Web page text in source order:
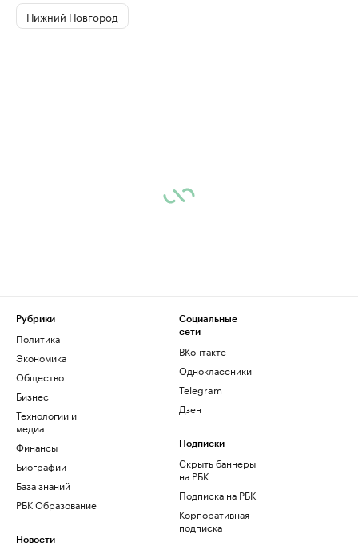
Нижний Новгород
Рубрики
Политика
Экономика
Общество
Бизнес
Технологии и
медиа
Финансы
Биографии
База знаний
РБК Образование
Новости
Социальные
сети
ВКонтакте
Одноклассники
Telegram
Дзен
Подписки
Скрыть баннеры
на РБК
Подписка на РБК
Корпоративная
подписка